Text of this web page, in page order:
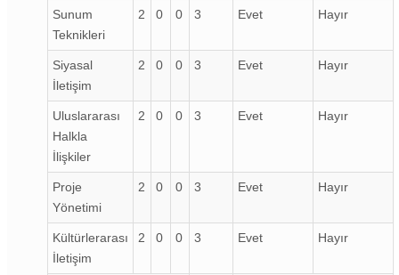
Sunum
Teknikleri
2 0 0 3 Evet Hayır
Siyasal
İletişim
2 0 0 3 Evet Hayır
Uluslararası
Halkla
İlişkiler
2 0 0 3 Evet Hayır
Proje
Yönetimi
2 0 0 3 Evet Hayır
Kültürlerarası
İletişim
2 0 0 3 Evet Hayır